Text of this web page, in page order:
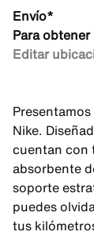
Envío*
Para
Editar
Nike.
cuentan con
absorbente
soporte
puedes
tus